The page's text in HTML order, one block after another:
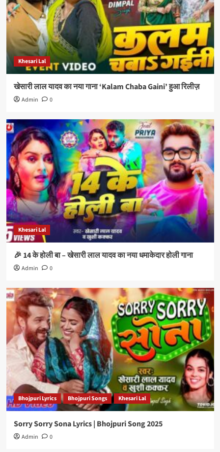
Khesari Lal
खेसारी लाल यादव का नया गाना ‘Kalam Chaba Gaini’ हुआ रिलीज़
Admin 0
Khesari Lal
🎉 14 के होली बा – खेसारी लाल यादव का नया धमाकेदार होली गाना
Admin 0
Bhojpuri Lyrics Bhojpuri Songs Khesari Lal
Sorry Sorry Sona Lyrics | Bhojpuri Song 2025
Admin 0